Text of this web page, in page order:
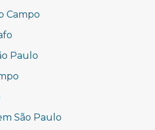
Campo
Paulo
São Paulo